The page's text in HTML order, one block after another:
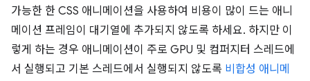
가능한 한 CSS 애니메이션을 사용하여 비용이 많이 드는 애니
메이션 프레임이 대기열에 추가되지 않도록 하세요. 하지만 이
렇게 하는 경우 애니메이션이 주로 GPU 및 컴퍼지터 스레드에
서 실행되고 기본 스레드에서 실행되지 않도록 비합성 애니메